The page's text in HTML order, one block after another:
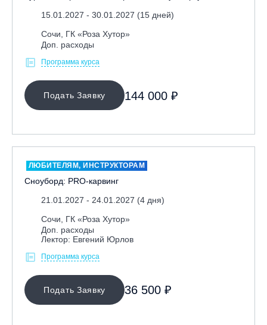
15.01.2027 - 30.01.2027 (15 дней)
Сочи, ГК «Роза Хутор»
Доп. расходы
Программа курса
Подать Заявку 144 000 ₽
ЛЮБИТЕЛЯМ, ИНСТРУКТОРАМ
Сноуборд: PRO-карвинг
21.01.2027 - 24.01.2027 (4 дня)
Сочи, ГК «Роза Хутор»
Доп. расходы
Лектор: Евгений Юрлов
Программа курса
Подать Заявку 36 500 ₽